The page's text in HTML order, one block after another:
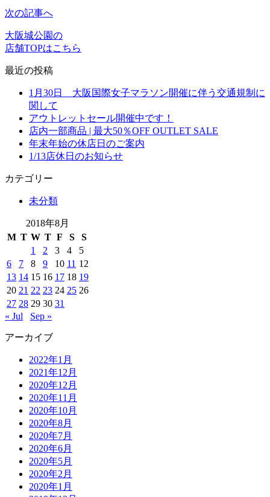
次の記事へ
大阪城公園の
店舗TOPはこちら
最近の投稿
1月30日 大阪国際女子マラソン開催に伴う交通規制に
関して
アウトレットセール開催中です！
店内一部商品 | 最大50％OFF OUTLET SALE
年末年始の休店日のご案内
1/13店休日のお知らせ
カテゴリー
未分類
2018年8月
M T W T F S
S
1
2 3 4
5
6
7 8 9 10 11 12
13 14 15 16 17 18 19
20 21 22 23 24 25 26
27 28 29 30 31
« Jul
Sep »
アーカイブ
2022年1月
2021年12月
2020年12月
2020年11月
2020年10月
2020年8月
2020年7月
2020年6月
2020年5月
2020年2月
2020年1月